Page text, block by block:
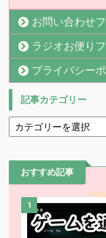
お問い合わせ
ラジオお便り
プライバシー
記事カテゴリー
おすすめ記事
1